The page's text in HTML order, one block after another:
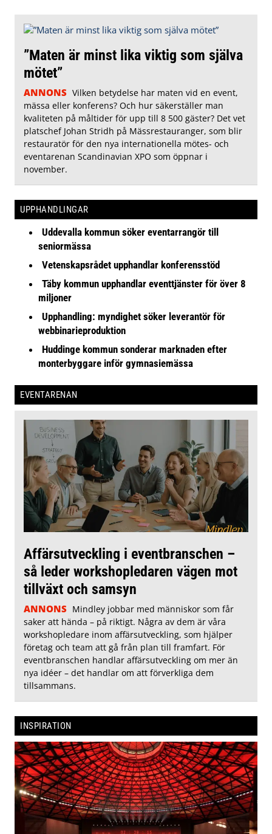
”Maten är minst lika viktig som själva
mötet”
ANNONS Vilken betydelse har maten vid en event,
mässa eller konferens? Och hur säkerställer man
kvaliteten på måltider för upp till 8 500 gäster? Det vet
platschef Johan Stridh på Mässrestauranger, som blir
restauratör för den nya internationella mötes- och
eventarenan Scandinavian XPO som öppnar i
november.
UPPHANDLINGAR
Uddevalla kommun söker eventarrangör till
seniormässa
Vetenskapsrådet upphandlar konferensstöd
Täby kommun upphandlar eventtjänster för över 8
miljoner
Upphandling: myndighet söker leverantör för
webbinarieproduktion
Huddinge kommun sonderar marknaden efter
monterbyggare inför gymnasiemässa
EVENTARENAN
Affärsutveckling i eventbranschen –
så leder workshopledaren vägen mot
tillväxt och samsyn
ANNONS Mindley jobbar med människor som får
saker att hända – på riktigt. Några av dem är våra
workshopledare inom affärsutveckling, som hjälper
företag och team att gå från plan till framfart. För
eventbranschen handlar affärsutveckling om mer än
nya idéer – det handlar om att förverkliga dem
tillsammans.
INSPIRATION